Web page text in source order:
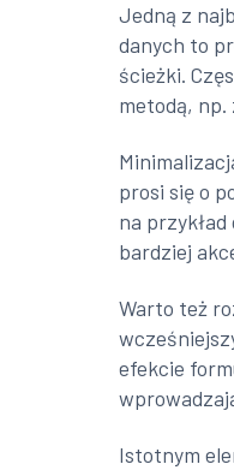
Jedną z
danych to
ścieżki.
metodą,
prosi się o
na
bardziej
Warto też
efekcie
Istotnym